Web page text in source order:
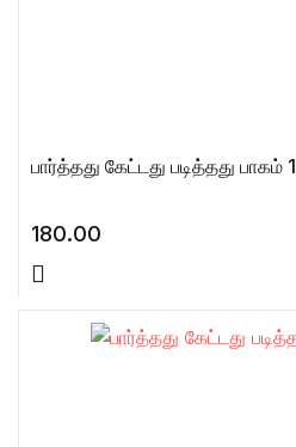
பார்த்தது கேட்டது படித்தது பாகம் 1
180.00